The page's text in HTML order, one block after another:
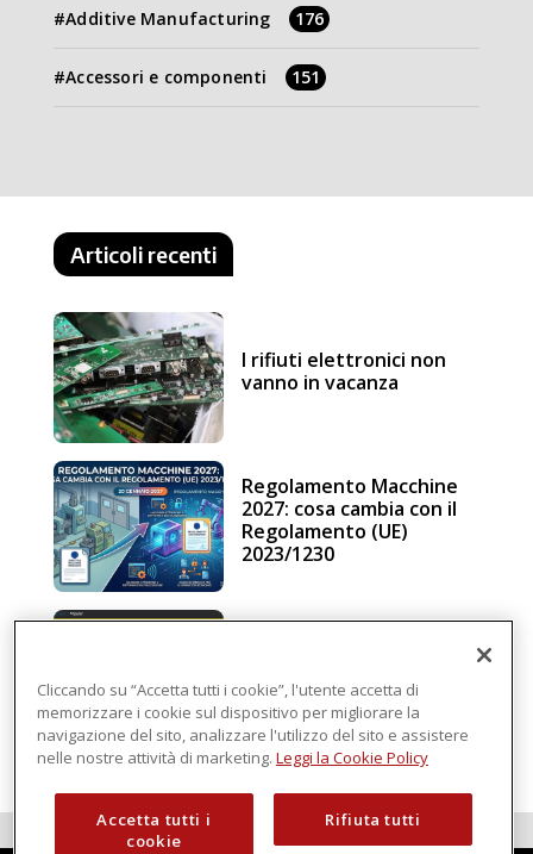
Additive Manufacturing 176
Accessori e componenti 151
Articoli recenti
I rifiuti elettronici non
vanno in vacanza
Regolamento Macchine
2027: cosa cambia con il
Regolamento (UE)
2023/1230
intelligenza in cloud
Cliccando su “Accetta tutti i cookie”, l'utente accetta di
memorizzare i cookie sul dispositivo per migliorare la
navigazione del sito, analizzare l'utilizzo del sito e assistere
nelle nostre attività di marketing. Leggi la Cookie Policy
Accetta tutti i
cookie
Rifiuta tutti